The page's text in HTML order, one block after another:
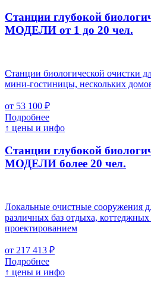
Станции глубокой
МОДЕЛИ от 1 до 20 чел.
Станции биологической очистки
мини-гостиницы, нескольких
от 53 100 ₽
Подробнее
↑ цены и инфо
Станции глубокой
МОДЕЛИ более 20 чел.
Локальные очистные сооружения
различных баз отдыха, коттеджных
проектированием
от 217 413 ₽
Подробнее
↑ цены и инфо